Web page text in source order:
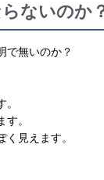
ないのか
で無いのか？
。
見えます。